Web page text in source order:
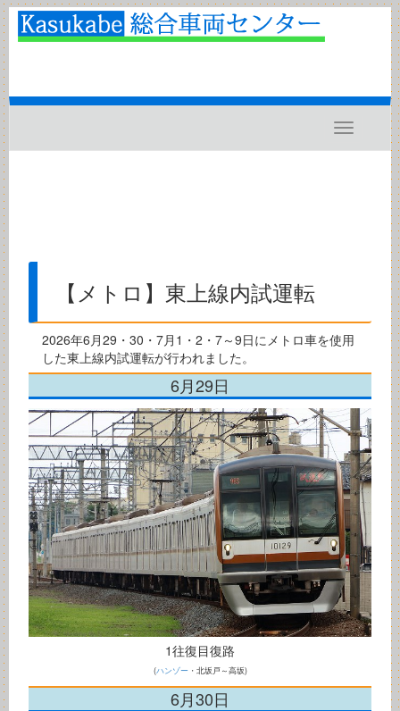
Toggle
navigation
【メトロ】東上線内試運転
2026年6月29・30・7月1・2・7～9日にメトロ車を使用
した東上線内試運転が行われました。
6月29日
1往復目復路
(ハンゾー・北坂戸～高坂)
6月30日